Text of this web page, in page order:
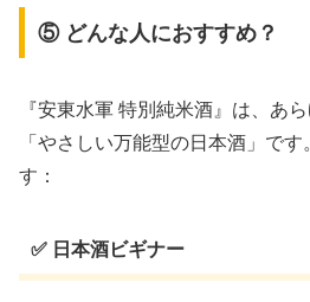
⑤ どんな人におすすめ？
『安東水軍 特別純米酒』は、あ
「やさしい万能型の日本酒」で
す：
✅ 日本酒ビギナー